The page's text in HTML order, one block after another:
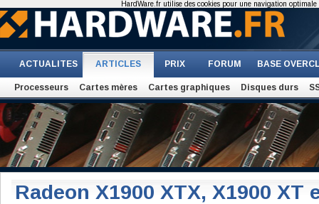
ACTUALITES ARTICLES PRIX FORUM BASE
Processeurs Cartes mères Cartes graphiques Disques durs
Radeon X1900 XTX, X1900 XT
HardWare.fr utilise des cookies pour une navigation